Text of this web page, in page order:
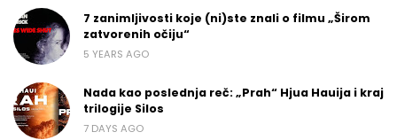
7 zanimljivosti koje (ni)ste znali o filmu „Širom
zatvorenih očiju“
5 YEARS AGO
Nada kao poslednja reč: „Prah“ Hjua Hauija i kraj
trilogije Silos
7 DAYS AGO